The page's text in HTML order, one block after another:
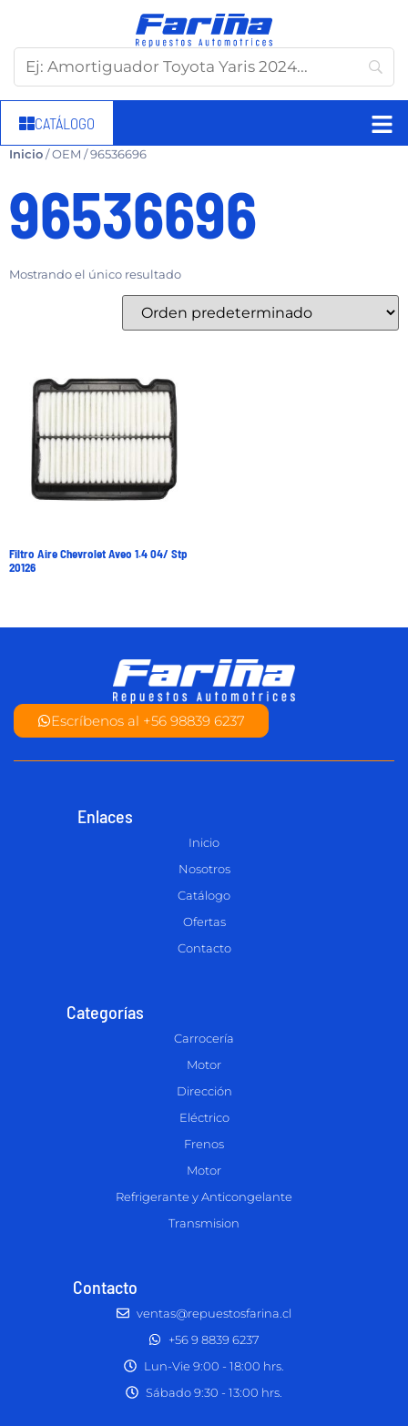
CATÁLOGO
Inicio/ OEM / 96536696
96536696
Mostrando el único resultado
Filtro Aire Chevrolet Aveo 1.4 04/ Stp
20126
Escríbenos al +56 98839 6237
Enlaces
Inicio
Nosotros
Catálogo
Ofertas
Contacto
Categorías
Carrocería
Motor
Dirección
Eléctrico
Frenos
Motor
Refrigerante y Anticongelante
Transmision
Contacto
ventas@repuestosfarina.cl
+56 9 8839 6237
Lun-Vie 9:00 - 18:00 hrs.
Sábado 9:30 - 13:00 hrs.